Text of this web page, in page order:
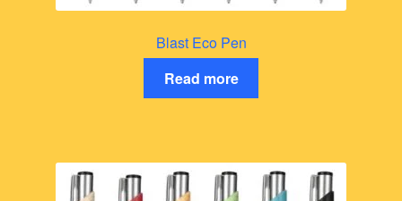
Blast Eco Pen
Read more